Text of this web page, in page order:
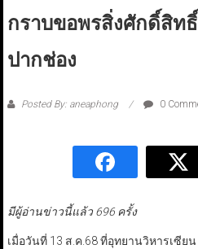
กราบขอพรสิ่งศักดิ์สิท
ปากช่อง
Posted By: aneaphong 0
มีผู้อ่านข่าวนี้แล้ว 696 ครั้ง
เมื่อวันที่ 13 ส.ค.68 ที่อุทยานวิหารเซีย